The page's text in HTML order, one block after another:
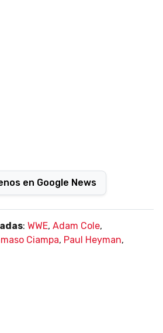
en Google News
: WWE, Adam Cole,
Ciampa, Paul Heyman,